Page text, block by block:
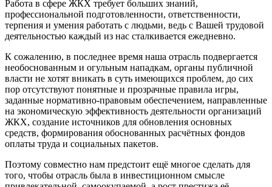
Работа в сфере ЖКХ требует больших знаний,
профессиональной подготовленности, ответственности,
терпения и умения работать с людьми, ведь с Вашей трудовой
деятельностью каждый из нас сталкивается ежедневно.
К сожалению, в последнее время наша отрасль подвергается
необоснованным и огульным нападкам, органы публичной
власти не хотят вникать в суть имеющихся проблем, до сих
пор отсутствуют понятные и прозрачные правила игры,
заданные нормативно-правовым обеспечением, направленные
на экономическую эффективность деятельности организаций
ЖКХ, создание источников для обновления основных
средств, формирования обоснованных расчётных фондов
оплаты труда и социальных пакетов.
Поэтому совместно нам предстоит ещё многое сделать для
того, чтобы отрасль была в инвестиционном смысле